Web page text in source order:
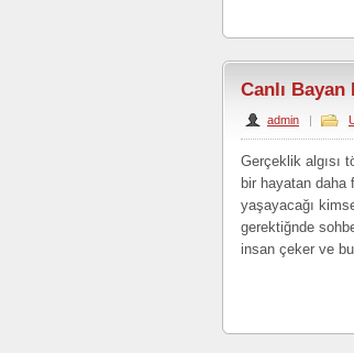
Canlı Bayan
admin |
Gerçeklik algısı
bir hayatan daha
yaşayacağı
gerektiğnde
insan çeker ve